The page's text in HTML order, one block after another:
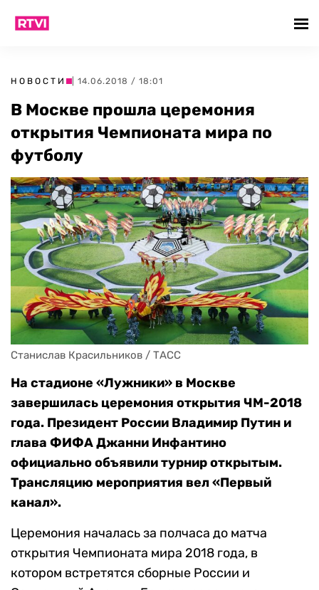
НОВОСТИ | 14.06.2018 / 18:01
В Москве прошла церемония
открытия Чемпионата мира по
футболу
Станислав Красильников / ТАСС
На стадионе «Лужники» в Москве
завершилась церемония открытия ЧМ-2018
года. Президент России Владимир Путин и
глава ФИФА Джанни Инфантино
официально объявили турнир открытым.
Трансляцию мероприятия вел «Первый
канал».
Церемония началась за полчаса до матча
открытия Чемпионата мира 2018 года, в
котором встретятся сборные России и